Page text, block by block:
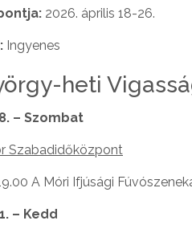
2026. április 18-26.
Ingyenes
heti
– Szombat
Szabadidőközpont
A Móri Ifjúsági
– Kedd